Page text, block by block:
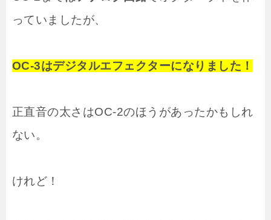
っていましたが、
OC-3はデジタルエフェクターになりました！
正直音の太さはOC-2のほうがあったかもしれ
ない。
けれど！